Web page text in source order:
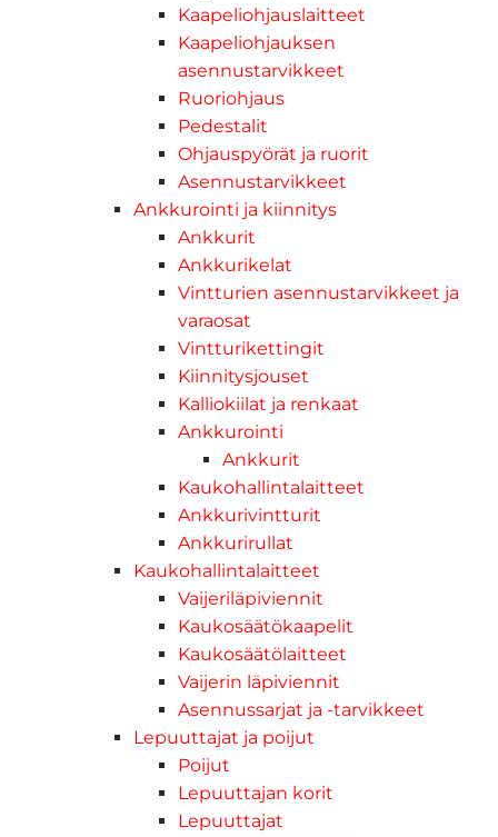
Kaapeliohjauslaitteet
Kaapeliohjauksen
asennustarvikkeet
Ruoriohjaus
Pedestalit
Ohjauspyörät ja ruorit
Asennustarvikkeet
Ankkurointi ja kiinnitys
Ankkurit
Ankkurikelat
Vintturien asennustarvikkeet ja
varaosat
Vintturikettingit
Kiinnitysjouset
Kalliokiilat ja renkaat
Ankkurointi
Ankkurit
Kaukohallintalaitteet
Ankkurivintturit
Ankkurirullat
Kaukohallintalaitteet
Vaijeriläpiviennit
Kaukosäätökaapelit
Kaukosäätölaitteet
Vaijerin läpiviennit
Asennussarjat ja -tarvikkeet
Lepuuttajat ja poijut
Poijut
Lepuuttajan korit
Lepuuttajat